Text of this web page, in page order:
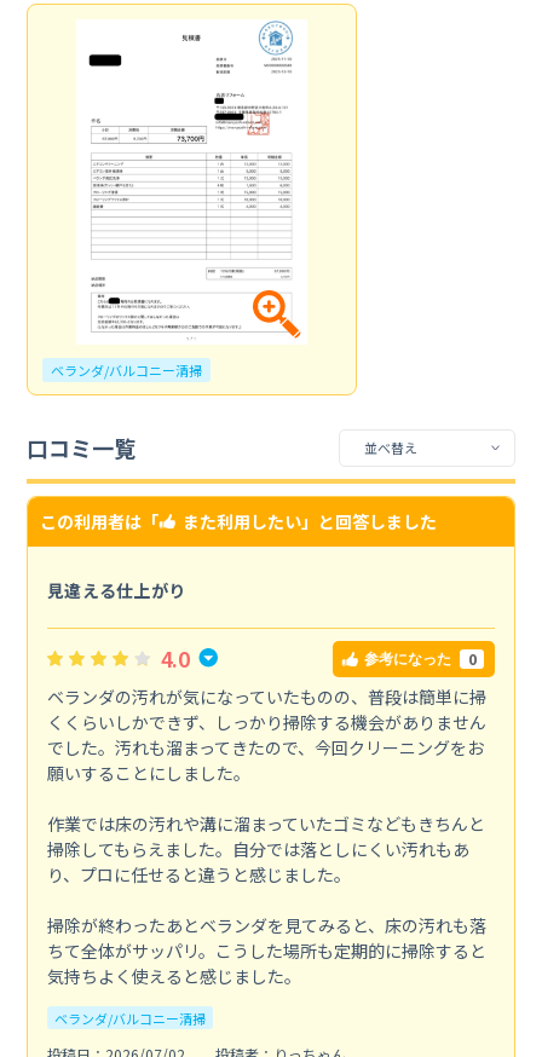
ベランダ/バルコニー清掃
口コミ一覧
この利用者は「 また利用したい」と回答しました
見違える仕上がり
4.0 参考になった 0
ベランダの汚れが気になっていたものの、普段は簡単に掃
くくらいしかできず、しっかり掃除する機会がありません
でした。汚れも溜まってきたので、今回クリーニングをお
願いすることにしました。
作業では床の汚れや溝に溜まっていたゴミなどもきちんと
掃除してもらえました。自分では落としにくい汚れもあ
り、プロに任せると違うと感じました。
掃除が終わったあとベランダを見てみると、床の汚れも落
ちて全体がサッパリ。こうした場所も定期的に掃除すると
気持ちよく使えると感じました。
ベランダ/バルコニー清掃